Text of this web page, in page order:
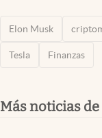
Elon Musk
Tesla Finanzas
Más noticias de